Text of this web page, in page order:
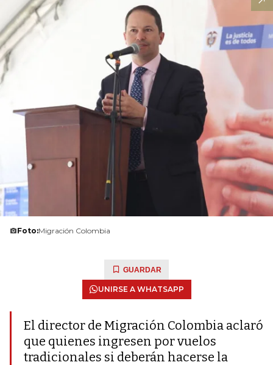
Foto:Migración Colombia
GUARDAR
UNIRSE A WHATSAPP
El director de Migración Colombia aclaró
que quienes ingresen por vuelos
tradicionales si deberán hacerse la